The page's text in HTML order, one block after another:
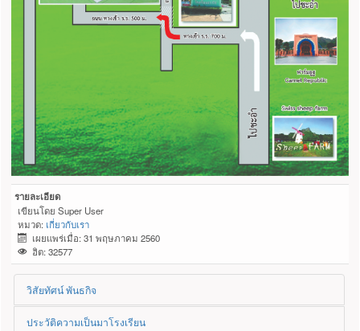
รายละเอียด
เขียนโดยSuper User
หมวด: เกี่ยวกับเรา
เผยแพร่เมื่อ: 31 พฤษภาคม 2560
ฮิต: 32577
วิสัยทัศน์ พันธกิจ
ประวัติความเป็นมาโรงเรียน